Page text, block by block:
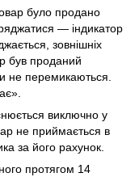
було продано
— індикатор
зовнішніх
був проданий
не перемикаються.
виключно у
не приймається в
за його рахунок.
протягом 14